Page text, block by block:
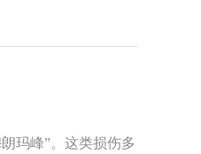
玛峰”。这类损伤多